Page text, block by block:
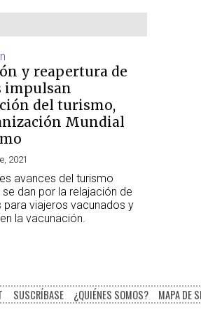
y reapertura de
impulsan
del turismo,
Mundial
2021
avances del turismo
dan por la relajación de
para viajeros vacunados y
la vacunación.
SUSCRÍBASE ¿QUIÉNES SOMOS? MAPA DE